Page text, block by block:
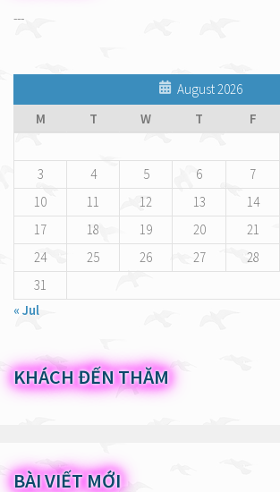
---
August 2026
M
T W T F
3
4 5 6 7
10
11 12 13 14
17
18 19 20 21
24
25 26 27 28
31
« Jul
KHÁCH ĐẾN THĂM
BÀI VIẾT MỚI